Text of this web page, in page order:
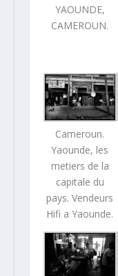
YAOUNDE,
CAMEROUN.
Cameroun.
Yaounde, les
metiers de la
capitale du
pays. Vendeurs
Hifi a Yaounde.